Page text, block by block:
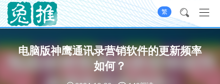
繁
电脑版神鹰通讯录营销软件的更新频率
如何？